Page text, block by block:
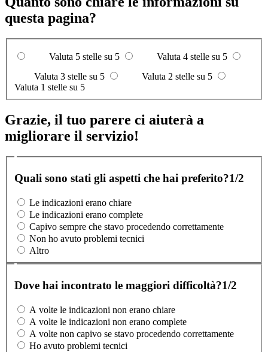
questa pagina?
Valuta 5 stelle su 5
Valuta 4 stelle su 5
Valuta 3 stelle su 5
Valuta 2 stelle su 5
Valuta 1 stelle su 5
Grazie, il tuo parere ci aiuterà a
migliorare il servizio!
Quali sono stati gli aspetti che hai preferito?1/2
Le indicazioni erano chiare
Le indicazioni erano complete
Capivo sempre che stavo procedendo correttamente
Non ho avuto problemi tecnici
Altro
Dove hai incontrato le maggiori difficoltà?1/2
A volte le indicazioni non erano chiare
A volte le indicazioni non erano complete
A volte non capivo se stavo procedendo correttamente
Ho avuto problemi tecnici